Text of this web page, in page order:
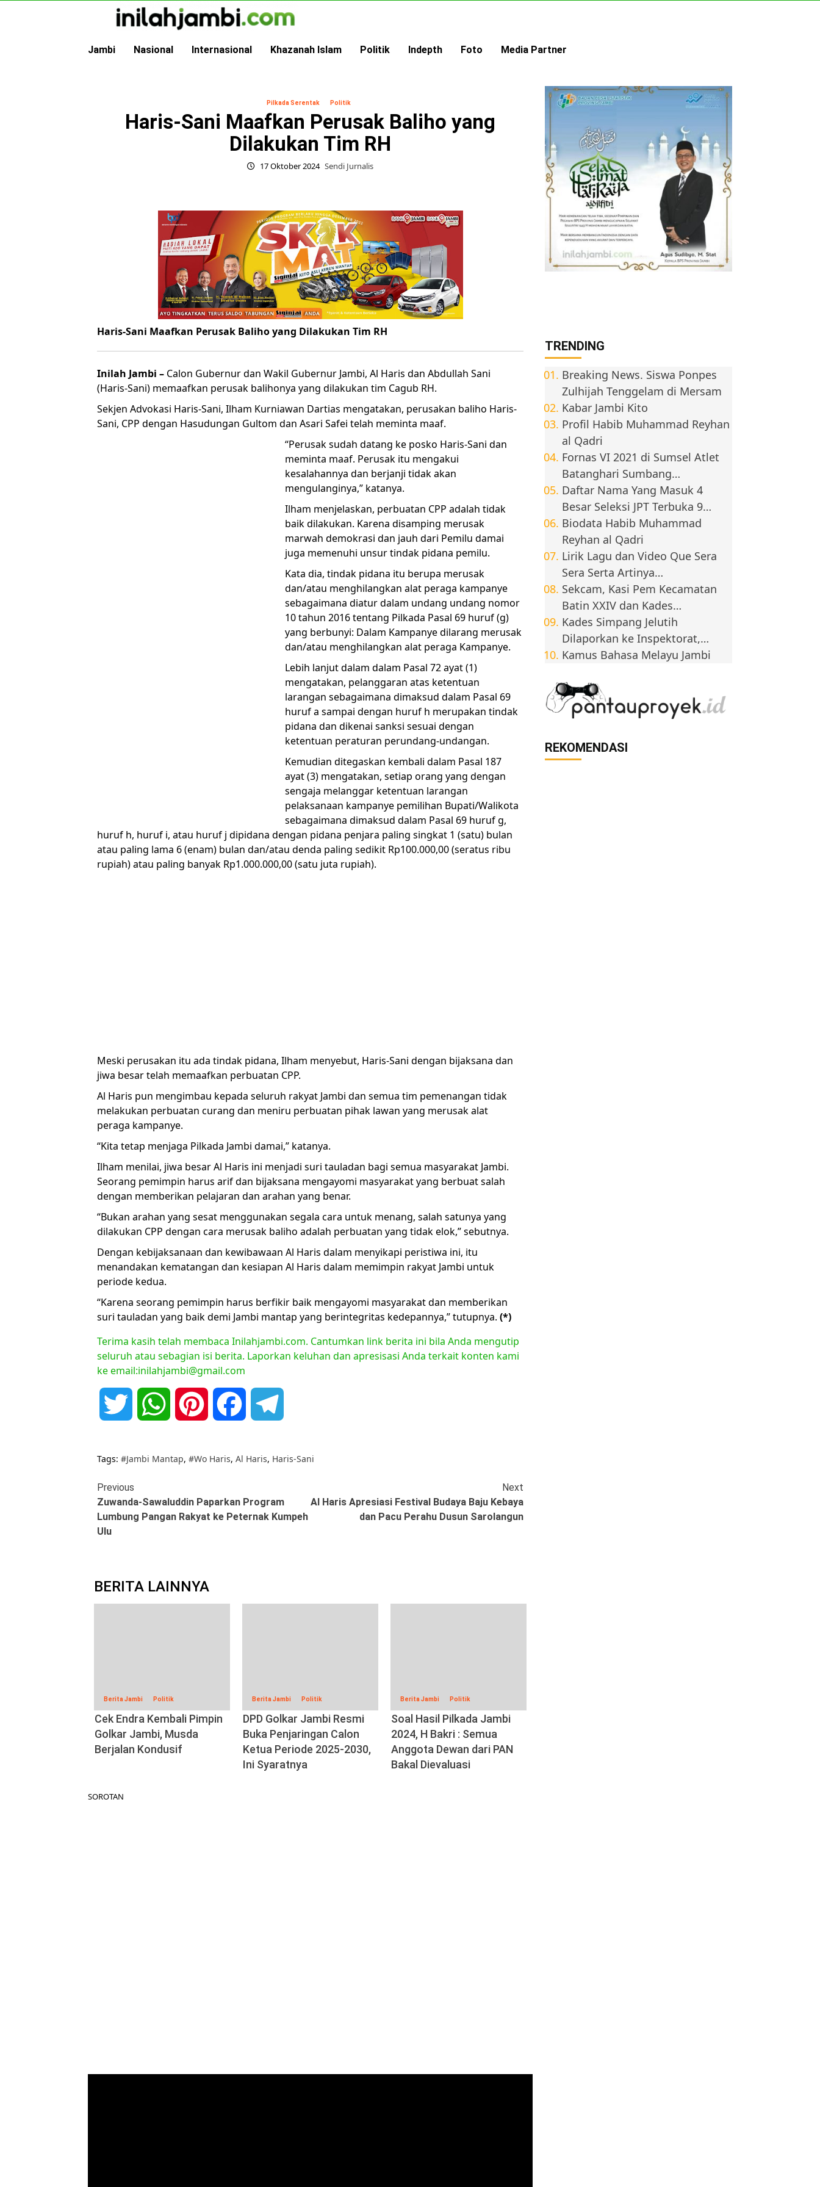
Jambi Nasional Internasional Khazanah Islam Politik Indepth Foto Media Partner
Pilkada Serentak Politik
Haris-Sani Maafkan Perusak Baliho yang
Dilakukan Tim RH
17 Oktober 2024 Sendi Jurnalis
Haris-Sani Maafkan Perusak Baliho yang Dilakukan Tim RH
Inilah Jambi – Calon Gubernur dan Wakil Gubernur Jambi, Al Haris dan Abdullah Sani
(Haris-Sani) memaafkan perusak balihonya yang dilakukan tim Cagub RH.
Sekjen Advokasi Haris-Sani, Ilham Kurniawan Dartias mengatakan, perusakan baliho Haris-
Sani, CPP dengan Hasudungan Gultom dan Asari Safei telah meminta maaf.
“Perusak sudah datang ke posko Haris-Sani dan
meminta maaf. Perusak itu mengakui
kesalahannya dan berjanji tidak akan
mengulanginya,” katanya.
Ilham menjelaskan, perbuatan CPP adalah tidak
baik dilakukan. Karena disamping merusak
marwah demokrasi dan jauh dari Pemilu damai
juga memenuhi unsur tindak pidana pemilu.
Kata dia, tindak pidana itu berupa merusak
dan/atau menghilangkan alat peraga kampanye
sebagaimana diatur dalam undang undang nomor
10 tahun 2016 tentang Pilkada Pasal 69 huruf (g)
yang berbunyi: Dalam Kampanye dilarang merusak
dan/atau menghilangkan alat peraga Kampanye.
Lebih lanjut dalam dalam Pasal 72 ayat (1)
mengatakan, pelanggaran atas ketentuan
larangan sebagaimana dimaksud dalam Pasal 69
huruf a sampai dengan huruf h merupakan tindak
pidana dan dikenai sanksi sesuai dengan
ketentuan peraturan perundang-undangan.
Kemudian ditegaskan kembali dalam Pasal 187
ayat (3) mengatakan, setiap orang yang dengan
sengaja melanggar ketentuan larangan
pelaksanaan kampanye pemilihan Bupati/Walikota
sebagaimana dimaksud dalam Pasal 69 huruf g,
huruf h, huruf i, atau huruf j dipidana dengan pidana penjara paling singkat 1 (satu) bulan
atau paling lama 6 (enam) bulan dan/atau denda paling sedikit Rp100.000,00 (seratus ribu
rupiah) atau paling banyak Rp1.000.000,00 (satu juta rupiah).
Meski perusakan itu ada tindak pidana, Ilham menyebut, Haris-Sani dengan bijaksana dan
jiwa besar telah memaafkan perbuatan CPP.
Al Haris pun mengimbau kepada seluruh rakyat Jambi dan semua tim pemenangan tidak
melakukan perbuatan curang dan meniru perbuatan pihak lawan yang merusak alat
peraga kampanye.
“Kita tetap menjaga Pilkada Jambi damai,” katanya.
Ilham menilai, jiwa besar Al Haris ini menjadi suri tauladan bagi semua masyarakat Jambi.
Seorang pemimpin harus arif dan bijaksana mengayomi masyarakat yang berbuat salah
dengan memberikan pelajaran dan arahan yang benar.
“Bukan arahan yang sesat menggunakan segala cara untuk menang, salah satunya yang
dilakukan CPP dengan cara merusak baliho adalah perbuatan yang tidak elok,” sebutnya.
Dengan kebijaksanaan dan kewibawaan Al Haris dalam menyikapi peristiwa ini, itu
menandakan kematangan dan kesiapan Al Haris dalam memimpin rakyat Jambi untuk
periode kedua.
“Karena seorang pemimpin harus berfikir baik mengayomi masyarakat dan memberikan
suri tauladan yang baik demi Jambi mantap yang berintegritas kedepannya,” tutupnya.(*)
Terima kasih telah membaca Inilahjambi.com. Cantumkan link berita ini bila Anda mengutip
seluruh atau sebagian isi berita. Laporkan keluhan dan apresisasi Anda terkait konten kami
ke email:inilahjambi@gmail.com
Twitter WhatsAppPinterest Facebook
Tags:#Jambi Mantap,#Wo Haris,Al Haris, Haris-Sani
Continue
Reading
Previous
Zuwanda-Sawaluddin Paparkan Program
Lumbung Pangan Rakyat ke Peternak Kumpeh
Ulu
Next
Al Haris Apresiasi Festival Budaya Baju Kebaya
dan Pacu Perahu Dusun Sarolangun
BERITA LAINNYA
Berita Jambi Politik
Cek Endra Kembali Pimpin
Golkar Jambi, Musda
Berjalan Kondusif
Berita Jambi Politik
DPD Golkar Jambi Resmi
Buka Penjaringan Calon
Ketua Periode 2025-2030,
Ini Syaratnya
Berita Jambi Politik
Soal Hasil Pilkada Jambi
2024, H Bakri : Semua
Anggota Dewan dari PAN
Bakal Dievaluasi
SOROTAN
TRENDING
Breaking News. Siswa Ponpes
Zulhijah Tenggelam di Mersam
Kabar Jambi Kito
Profil Habib Muhammad Reyhan
al Qadri
Fornas VI 2021 di Sumsel Atlet
Batanghari Sumbang…
Daftar Nama Yang Masuk 4
Besar Seleksi JPT Terbuka 9…
Biodata Habib Muhammad
Reyhan al Qadri
Lirik Lagu dan Video Que Sera
Sera Serta Artinya…
Sekcam, Kasi Pem Kecamatan
Batin XXIV dan Kades…
Kades Simpang Jelutih
Dilaporkan ke Inspektorat,…
Kamus Bahasa Melayu Jambi
REKOMENDASI